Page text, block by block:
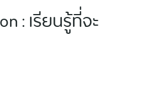
: เรียนรู้ที่จะ